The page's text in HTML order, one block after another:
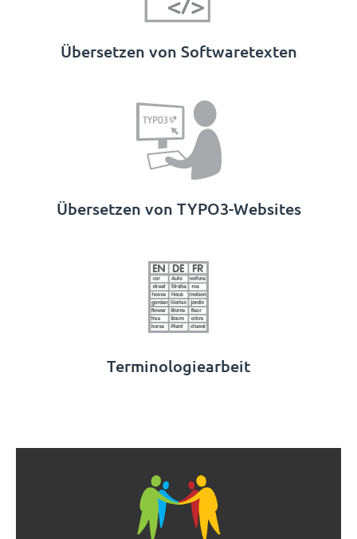
Übersetzen von Softwaretexten
Übersetzen von TYPO3-Websites
Terminologiearbeit